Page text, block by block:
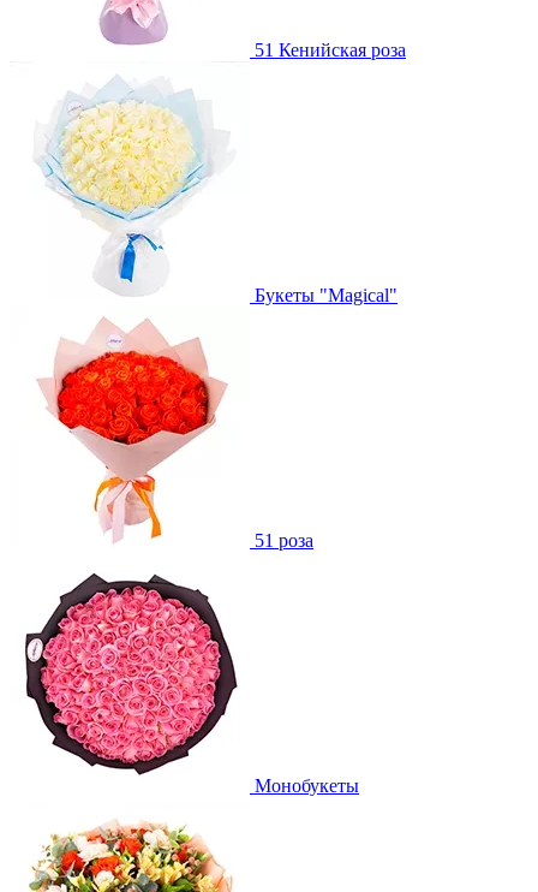
51 Кенийская роза
Букеты "Magical"
51 роза
Монобукеты